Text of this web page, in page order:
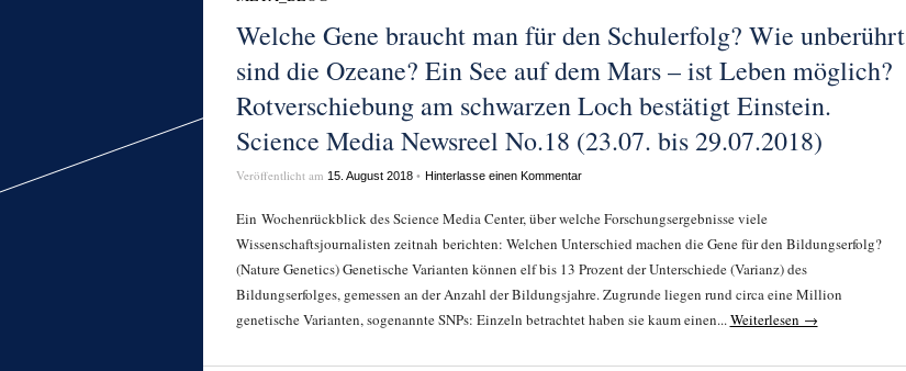
Welche Gene braucht man für den Schulerfolg? Wie unberührt
sind die Ozeane? Ein See auf dem Mars – ist Leben möglich?
Rotverschiebung am schwarzen Loch bestätigt Einstein.
Science Media Newsreel No.18 (23.07. bis 29.07.2018)
Veröffentlicht am 15. August 2018• Hinterlasse einen Kommentar
Ein Wochenrückblick des Science Media Center, über welche Forschungsergebnisse viele
Wissenschaftsjournalisten zeitnah berichten: Welchen Unterschied machen die Gene für den Bildungserfolg?
(Nature Genetics) Genetische Varianten können elf bis 13 Prozent der Unterschiede (Varianz) des
Bildungserfolges, gemessen an der Anzahl der Bildungsjahre. Zugrunde liegen rund circa eine Million
genetische Varianten, sogenannte SNPs: Einzeln betrachtet haben sie kaum einen...Weiterlesen →